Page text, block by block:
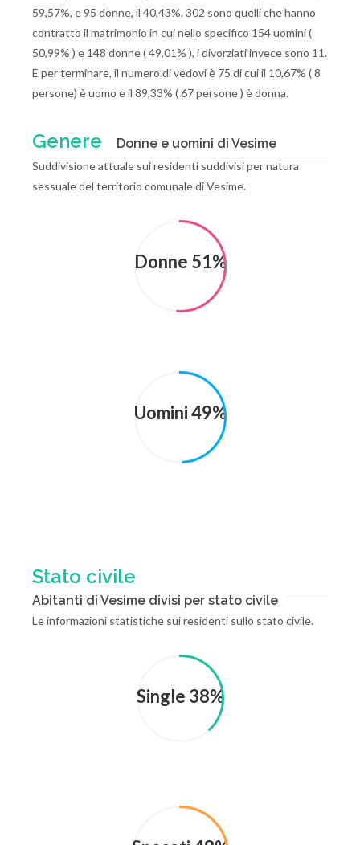
59,57%, e 95 donne, il 40,43%. 302 sono quelli che hanno
contratto il matrimonio in cui nello specifico 154 uomini (
50,99% ) e 148 donne ( 49,01% ), i divorziati invece sono 11.
E per terminare, il numero di vedovi è 75 di cui il 10,67% ( 8
persone) è uomo e il 89,33% ( 67 persone ) è donna.
Genere Donne e uomini di Vesime
Suddivisione attuale sui residenti suddivisi per natura
sessuale del territorio comunale di Vesime.
Donne 51%
Uomini 49%
Stato civile
Abitanti di Vesime divisi per stato civile
Le informazioni statistiche sui residenti sullo stato civile.
Single 38%